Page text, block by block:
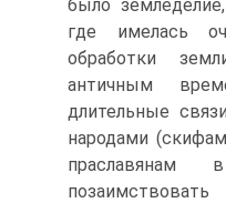
было
где имелась
обработки
античным
длительные
народами
праславянам